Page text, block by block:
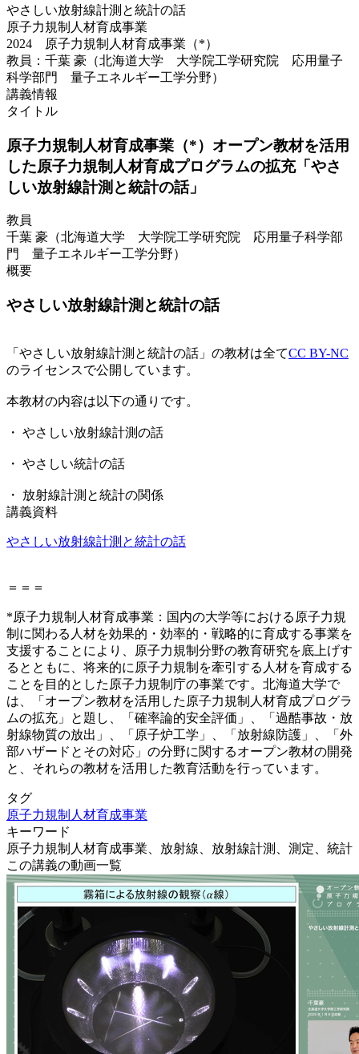
やさしい放射線計測と統計の話
原子力規制人材育成事業
2024 原子力規制人材育成事業（*）
教員：千葉 豪（北海道大学 大学院工学研究院 応用量子
科学部門 量子エネルギー工学分野）
講義情報
タイトル
原子力規制人材育成事業（*）オープン教材を活用
した原子力規制人材育成プログラムの拡充「やさ
しい放射線計測と統計の話」
教員
千葉 豪（北海道大学 大学院工学研究院 応用量子科学部
門 量子エネルギー工学分野）
概要
やさしい放射線計測と統計の話
「やさしい放射線計測と統計の話」の教材は全てCC BY-NC
のライセンスで公開しています。
本教材の内容は以下の通りです。
・ やさしい放射線計測の話
・ やさしい統計の話
・ 放射線計測と統計の関係
講義資料
やさしい放射線計測と統計の話
＝＝＝
*原子力規制人材育成事業： 国内の大学等における原子力規
制に関わる人材を効果的・効率的・戦略的に育成する事業を
支援することにより、原子力規制分野の教育研究を底上げす
るとともに、将来的に原子力規制を牽引する人材を育成する
ことを目的とした原子力規制庁の事業です。北海道大学で
は、「 オープン教材を活用した原子力規制人材育成プログラ
ムの拡充 」と題し、「確率論的安全評価」、「過酷事故・放
射線物質の放出」、「原子炉工学」、「放射線防護」、「外
部ハザードとその対応」の分野に関するオープン教材の開発
と、それらの教材を活用した教育活動を行っています。
タグ
原子力規制人材育成事業
キーワード
原子力規制人材育成事業、放射線、放射線計測、測定、統計
この講義の動画一覧